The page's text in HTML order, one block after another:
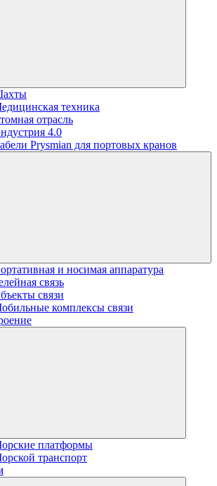
техника
отрасль
4.0
Prysmian для портовых кранов
и носимая аппаратура
связь
связи
комплексы связи
платформы
транспорт